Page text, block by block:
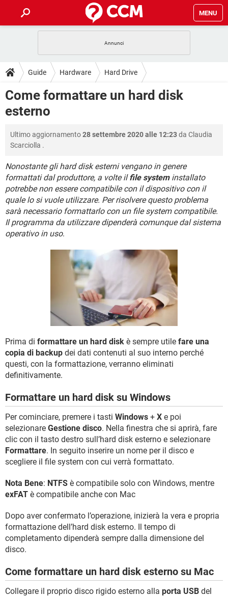
MENU
INTRATTENIMENTO ANDROID
iOS WINDOWS 10
INSTAGRAM
HARDWARE
GUIDE
COVID-19 GAMING
INTRATTENIMENTO ANDROID
INSTAGRAM WHATSAPP
HARDWARE
DOWNLOAD
COVID-19
iOS
INSTAGRAM
TIKTOK FACEBOOK
HARDWARE
FORUM
COVID-19 GAMING
iOS WINDOWS 10
INSTAGRAM WHATSAPP
TIKTOK FACEBOOK
HARDWARE
GLOSSARIO
COVID-19
INTRATTENIMENTO ANDROID
iOS WINDOWS 10
INSTAGRAM WHATSAPP
TIKTOK
Guide Hardware Hard Drive
Come formattare un hard disk
esterno
Ultimo aggiornamento28 settembre 2020 alle 12:23da Claudia
Scarciolla .
Nonostante gli hard disk esterni vengano in genere
formattati dal produttore, a volte ilfile systeminstallato
potrebbe non essere compatibile con il dispositivo con il
quale lo si vuole utilizzare. Per risolvere questo problema
sarà necessario formattarlo con un file system compatibile.
Il programma da utilizzare dipenderà comunque dal sistema
operativo in uso.
Prima di formattare un hard disk è sempre utile fare una
copia di backup dei dati contenuti al suo interno perché
questi, con la formattazione, verranno eliminati
definitivamente.
Formattare un hard disk su Windows
Per cominciare, premere i tasti Windows + X e poi
selezionare Gestione disco. Nella finestra che si aprirà, fare
clic con il tasto destro sull’hard disk esterno e selezionare
Formattare. In seguito inserire un nome per il disco e
scegliere il file system con cui verrà formattato.
Nota Bene: NTFS è compatibile solo con Windows, mentre
exFAT è compatibile anche con Mac
Dopo aver confermato l’operazione, inizierà la vera e propria
formattazione dell’hard disk esterno. Il tempo di
completamento dipenderà sempre dalla dimensione del
disco.
Come formattare un hard disk esterno su Mac
Collegare il proprio disco rigido esterno alla porta USB del